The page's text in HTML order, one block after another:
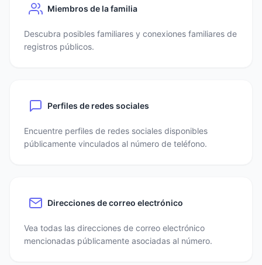
Miembros de la familia
Descubra posibles familiares y conexiones familiares de
registros públicos.
Perfiles de redes sociales
Encuentre perfiles de redes sociales disponibles
públicamente vinculados al número de teléfono.
Direcciones de correo electrónico
Vea todas las direcciones de correo electrónico
mencionadas públicamente asociadas al número.